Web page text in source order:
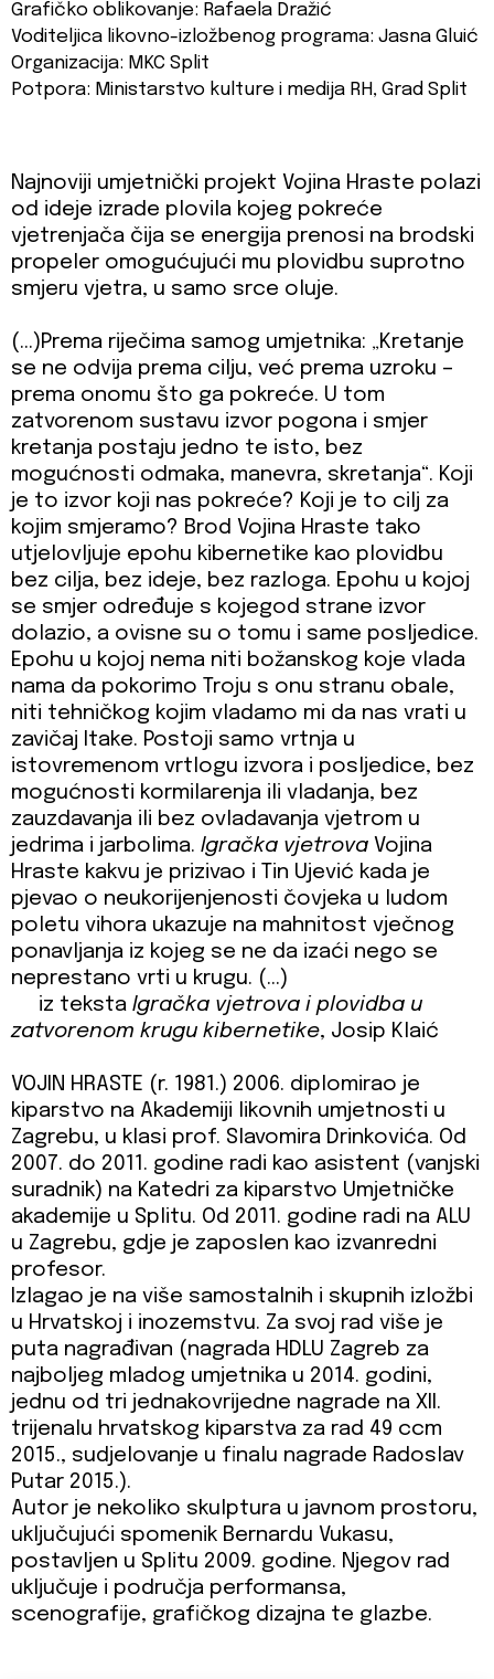
Grafičko oblikovanje: Rafaela Dražić
Voditeljica likovno-izložbenog programa: Jasna Gluić
Organizacija: MKC Split
Potpora: Ministarstvo kulture i medija RH, Grad Split
Najnoviji umjetnički projekt Vojina Hraste polazi
od ideje izrade plovila kojeg pokreće
vjetrenjača čija se energija prenosi na brodski
propeler omogućujući mu plovidbu suprotno
smjeru vjetra, u samo srce oluje.
(…)Prema riječima samog umjetnika: „Kretanje
se ne odvija prema cilju, već prema uzroku –
prema onomu što ga pokreće. U tom
zatvorenom sustavu izvor pogona i smjer
kretanja postaju jedno te isto, bez
mogućnosti odmaka, manevra, skretanja“. Koji
je to izvor koji nas pokreće? Koji je to cilj za
kojim smjeramo? Brod Vojina Hraste tako
utjelovljuje epohu kibernetike kao plovidbu
bez cilja, bez ideje, bez razloga. Epohu u kojoj
se smjer određuje s kojegod strane izvor
dolazio, a ovisne su o tomu i same posljedice.
Epohu u kojoj nema niti božanskog koje vlada
nama da pokorimo Troju s onu stranu obale,
niti tehničkog kojim vladamo mi da nas vrati u
zavičaj Itake. Postoji samo vrtnja u
istovremenom vrtlogu izvora i posljedice, bez
mogućnosti kormilarenja ili vladanja, bez
zauzdavanja ili bez ovladavanja vjetrom u
jedrima i jarbolima. Igračka vjetrova Vojina
Hraste kakvu je prizivao i Tin Ujević kada je
pjevao o neukorijenjenosti čovjeka u ludom
poletu vihora ukazuje na mahnitost vječnog
ponavljanja iz kojeg se ne da izaći nego se
neprestano vrti u krugu. (…)
iz teksta Igračka vjetrova i plovidba u
zatvorenom krugu kibernetike, Josip Klaić
VOJIN HRASTE (r. 1981.) 2006. diplomirao je
kiparstvo na Akademiji likovnih umjetnosti u
Zagrebu, u klasi prof. Slavomira Drinkovića. Od
2007. do 2011. godine radi kao asistent (vanjski
suradnik) na Katedri za kiparstvo Umjetničke
akademije u Splitu. Od 2011. godine radi na ALU
u Zagrebu, gdje je zaposlen kao izvanredni
profesor.
Izlagao je na više samostalnih i skupnih izložbi
u Hrvatskoj i inozemstvu. Za svoj rad više je
puta nagrađivan (nagrada HDLU Zagreb za
najboljeg mladog umjetnika u 2014. godini,
jednu od tri jednakovrijedne nagrade na XII.
trijenalu hrvatskog kiparstva za rad 49 ccm
2015., sudjelovanje u finalu nagrade Radoslav
Putar 2015.).
Autor je nekoliko skulptura u javnom prostoru,
uključujući spomenik Bernardu Vukasu,
postavljen u Splitu 2009. godine. Njegov rad
uključuje i područja performansa,
scenografije, grafičkog dizajna te glazbe.